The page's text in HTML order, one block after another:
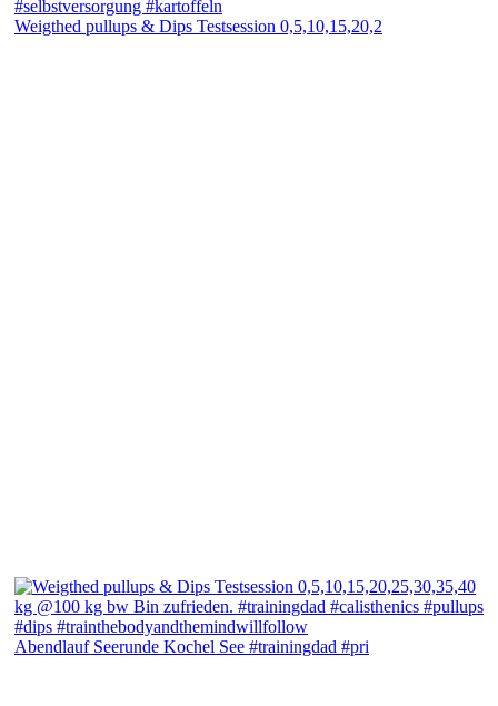
Weigthed pullups & Dips Testsession 0,5,10,15,20,2
Abendlauf Seerunde Kochel See #trainingdad #pri